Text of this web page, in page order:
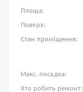
Площа:
Поверх:
Стан приміщення:
Макс. посадка:
Хто робить ремонт: